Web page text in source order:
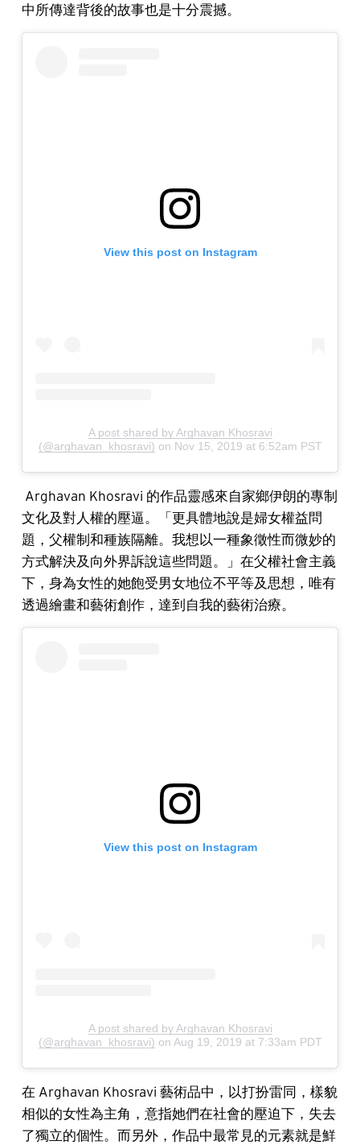
中所傳達背後的故事也是十分震撼。
View this post on Instagram
A post shared by Arghavan Khosravi
(@arghavan_khosravi) on Nov 15, 2019 at 6:52am PST
Arghavan Khosravi 的作品靈感來自家鄉伊朗的專制
文化及對人權的壓逼。「更具體地說是婦女權益問
題，父權制和種族隔離。我想以一種象徵性而微妙的
方式解決及向外界訴說這些問題。」在父權社會主義
下，身為女性的她飽受男女地位不平等及思想，唯有
透過繪畫和藝術創作，達到自我的藝術治療。
View this post on Instagram
A post shared by Arghavan Khosravi
(@arghavan_khosravi) on Aug 19, 2019 at 7:33am PDT
在 Arghavan Khosravi 藝術品中，以打扮雷同，樣貌
相似的女性為主角，意指她們在社會的壓迫下，失去
了獨立的個性。而另外，作品中最常見的元素就是鮮